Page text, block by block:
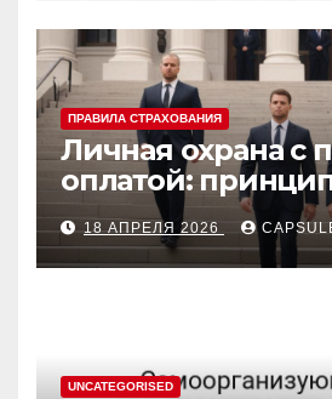
ПРАВИЛА СТРАХОВАНИЯ
Личная охрана с
оплатой:
и правовые
18 АПРЕЛЯ 2026
UNCATEGORISED